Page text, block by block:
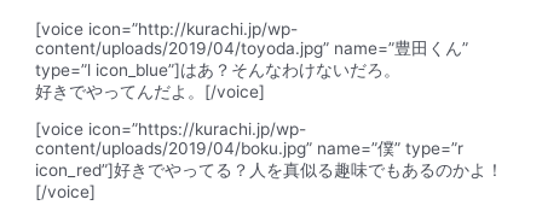
[voice icon=”http://kurachi.jp/wp-
content/uploads/2019/04/toyoda.jpg” name=”豊田くん”
type=”l icon_blue”]はあ？そんなわけないだろ。
好きでやってんだよ。[/voice]
[voice icon=”https://kurachi.jp/wp-
content/uploads/2019/04/boku.jpg” name=”僕” type=”r
icon_red”]好きでやってる？人を真似る趣味でもあるのかよ！
[/voice]